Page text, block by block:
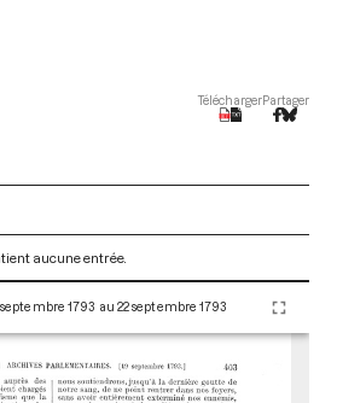
TéléchargerPartager
aucune entrée.
1793 au 22 septembre 1793